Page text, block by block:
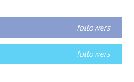
followers
followers